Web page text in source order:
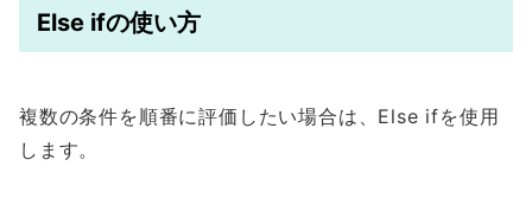
Else ifの使い方
複数の条件を順番に評価したい場合は、Else ifを使用
します。